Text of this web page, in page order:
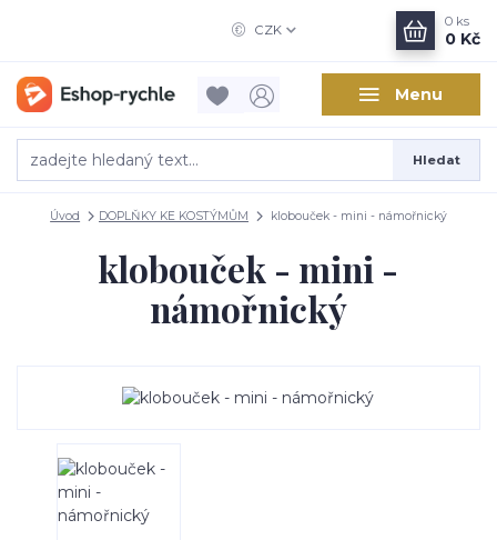
Menu
CZK
Hledat
0 ks
0 Kč
Úvod DOPLŇKY KE KOSTÝMŮM klobouček - mini - námořnický
klobouček - mini -
námořnický